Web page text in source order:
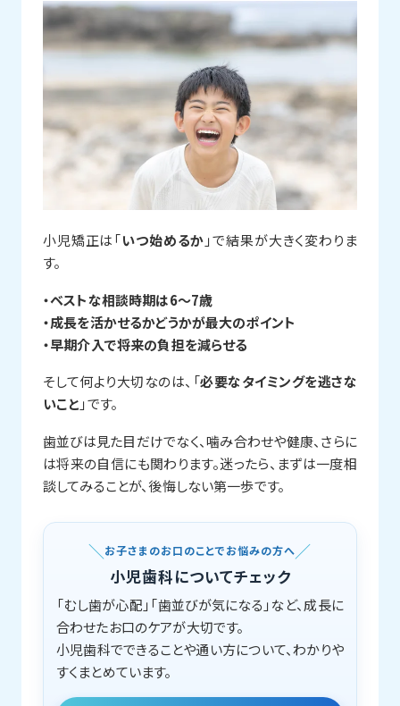
小児矯正は「いつ始めるか 」で結果が大きく変わりま
す。
・ベストな相談時期は6〜7歳
・成長を活かせるかどうかが最大のポイント
・早期介入で将来の負担を減らせる
そして何より大切なのは、「必要なタイミングを逃さな
いこと 」です。
歯並びは見た目だけでなく、噛み合わせや健康、さらに
は将来の自信にも関わります。迷ったら、まずは一度相
談してみることが、後悔しない第一歩です。
お子さまのお口のことでお悩みの方へ
小児歯科についてチェック
「むし歯が心配」「歯並びが気になる」など、成長に
合わせたお口のケアが大切です。
小児歯科でできることや通い方について、わかりや
すくまとめています。